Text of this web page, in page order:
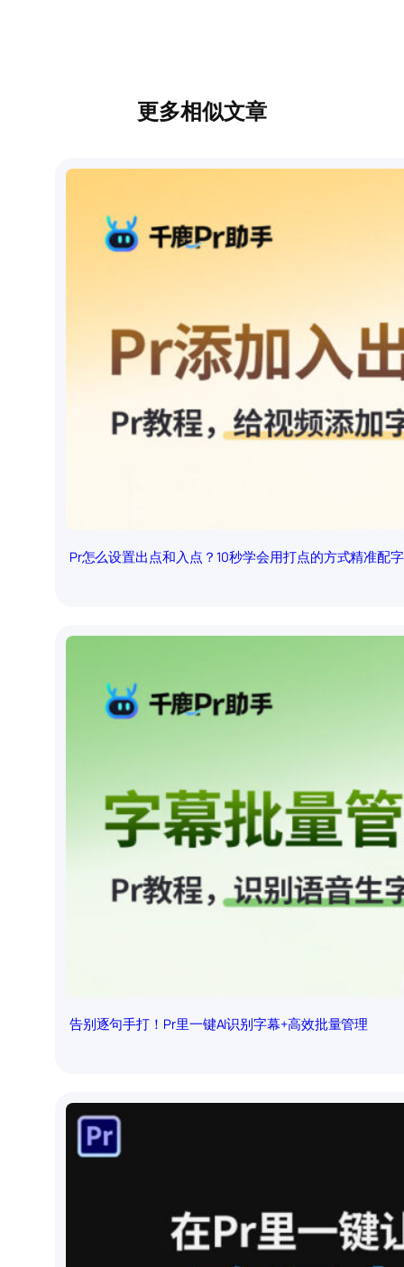
更多相似文章
Pr怎么设置出点和入点？10秒学会用打点的方式精准配
告别逐句手打！Pr里一键AI识别字幕+高效批量管理